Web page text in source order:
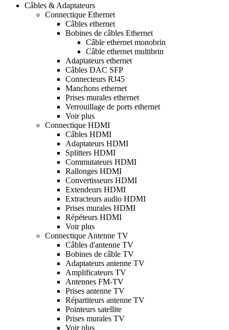
Câbles & Adaptateurs
Connectique Ethernet
Câbles ethernet
Bobines de câbles Ethernet
Câble ethernet monobrin
Câble ethernet multibrin
Adaptateurs ethernet
Câbles DAC SFP
Connecteurs RJ45
Manchons ethernet
Prises murales ethernet
Verrouillage de ports ethernet
Voir plus
Connectique HDMI
Câbles HDMI
Adaptateurs HDMI
Splitters HDMI
Commutateurs HDMI
Rallonges HDMI
Convertisseurs HDMI
Extendeurs HDMI
Extracteurs audio HDMI
Prises murales HDMI
Répéteurs HDMI
Voir plus
Connectique Antenne TV
Câbles d'antenne TV
Bobines de câble TV
Adaptateurs antenne TV
Amplificateurs TV
Antennes FM-TV
Prises antenne TV
Répartiteurs antenne TV
Pointeurs satellite
Prises murales TV
Voir plus